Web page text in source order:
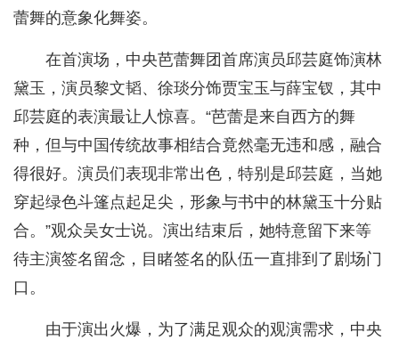
蕾舞的意象化舞姿。
在首演场，中央芭蕾舞团首席演员邱芸庭饰演林
黛玉，演员黎文韬、徐琰分饰贾宝玉与薛宝钗，其中
邱芸庭的表演最让人惊喜。“芭蕾是来自西方的舞
种，但与中国传统故事相结合竟然毫无违和感，融合
得很好。演员们表现非常出色，特别是邱芸庭，当她
穿起绿色斗篷点起足尖，形象与书中的林黛玉十分贴
合。”观众吴女士说。演出结束后，她特意留下来等
待主演签名留念，目睹签名的队伍一直排到了剧场门
口。
由于演出火爆，为了满足观众的观演需求，中央